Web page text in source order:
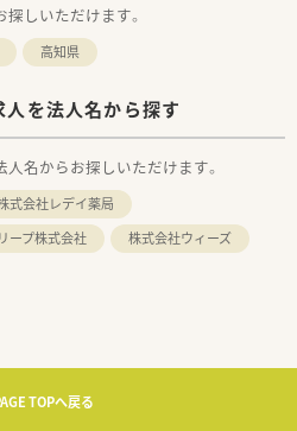
しいただけます。
高知県
を法人名から探す
名からお探しいただけます。
式会社レデイ薬局
ープ株式会社
株式会社ウィーズ
TOPへ戻る